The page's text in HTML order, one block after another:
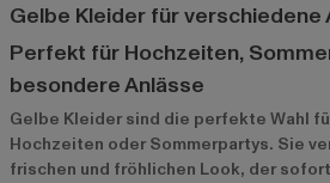
Gelbe Kleider für verschiedene
Perfekt für Hochzeiten,
besondere Anlässe
Gelbe Kleider sind die perfekte Wahl
Hochzeiten oder Sommerpartys. Sie
frischen und fröhlichen Look, der